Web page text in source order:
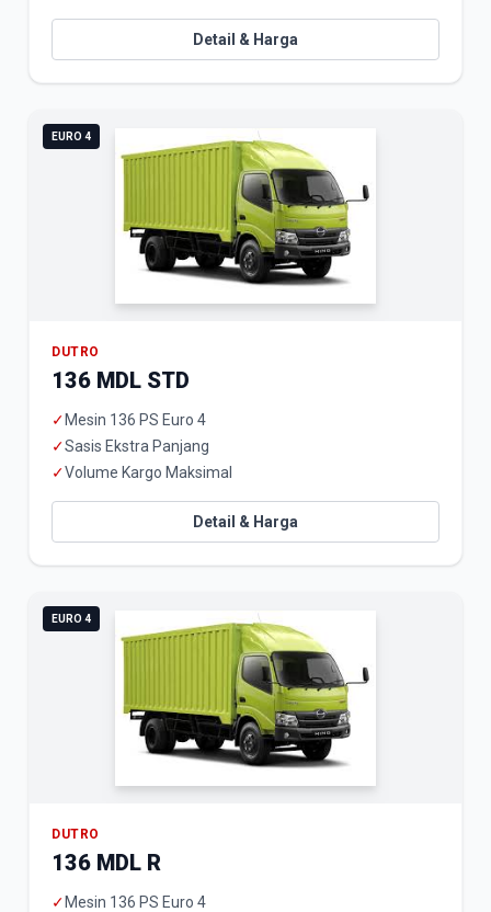
Detail & Harga
EURO 4
DUTRO
136 MDL STD
✓ Mesin 136 PS Euro 4
✓Sasis Ekstra Panjang
✓Volume Kargo Maksimal
Detail & Harga
EURO 4
DUTRO
136 MDL R
✓ Mesin 136 PS Euro 4